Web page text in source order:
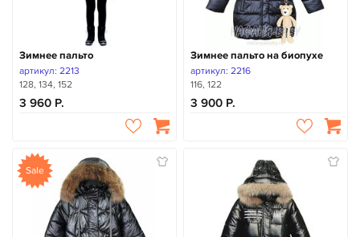
Зимнее пальто
артикул: 2213
128, 134, 152
3 960
Зимнее пальто на биопухе
артикул: 2216
116, 122
3 900
Sale